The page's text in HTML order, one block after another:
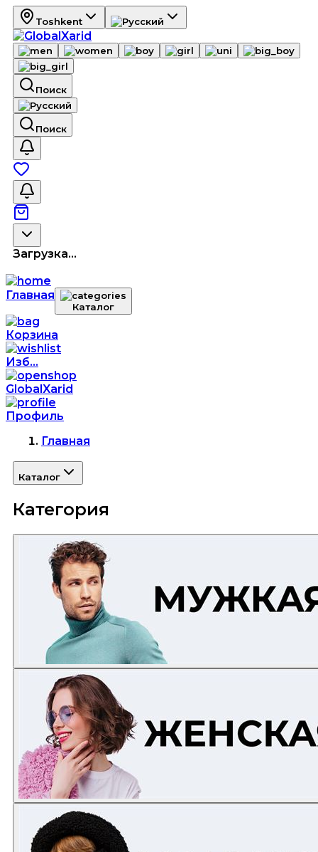
Toshkent
Поиск
Поиск
Загрузка...
Главная
Каталог
Корзина
Изб...
GlobalXarid
Профиль
Главная
Каталог
Категория